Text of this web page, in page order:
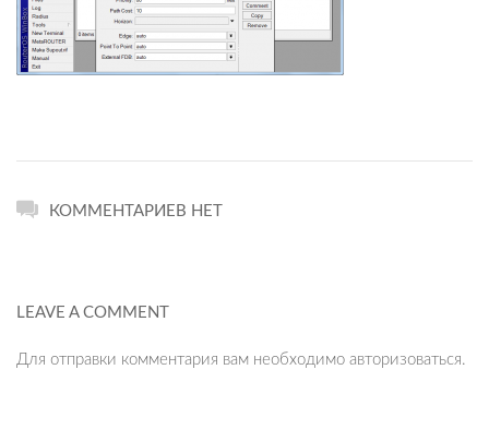
КОММЕНТАРИЕВ НЕТ
LEAVE A COMMENT
Для отправки комментария вам необходимо авторизоваться.